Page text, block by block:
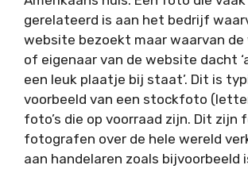
gerelateerd is aan het bedrijf
website bezoekt maar waarvan de
of eigenaar van de website dacht
een leuk plaatje bij staat’. Dit is
voorbeeld van een stockfoto
foto’s die op voorraad zijn. Dit zijn
fotografen over de hele wereld
aan handelaren zoals bijvoorbeeld